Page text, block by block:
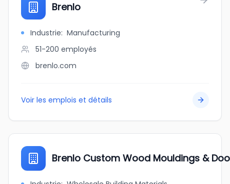
Brenlo
Industrie: Manufacturing
51-200 employés
brenlo.com
Voir les emplois et détails
Brenlo Custom Wood Mouldings &